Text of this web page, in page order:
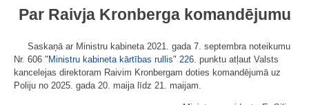
Par Raivja Kronberga komandējumu
Saskaņā ar Ministru kabineta 2021. gada 7. septembra noteikumu
Nr. 606 " Ministru kabineta kārtības rullis" 226. punktu atļaut Valsts
kancelejas direktoram Raivim Kronbergam doties komandējumā uz
Poliju no 2025. gada 20. maija līdz 21. maijam.